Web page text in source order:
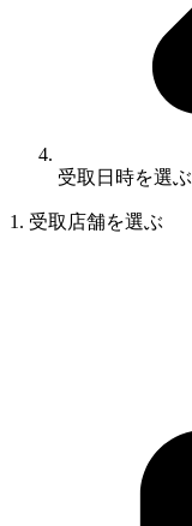
受取日時を選ぶ
1. 受取店舗を選ぶ